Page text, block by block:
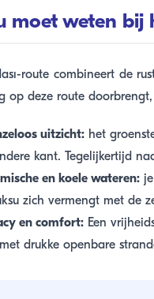
moet weten bij
route combineert de
op deze route
uitzicht:het
kant. Tegelijkertijd
en koele wateren:je
zich vermengt met de
en comfort:Een
drukke openbare